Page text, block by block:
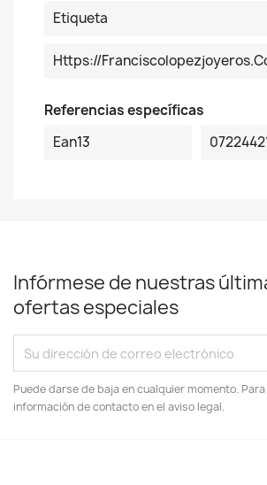
Etiqueta
Https://
Referencias específicas
Ean13
Infórmese de nuestras
ofertas especiales
Puede darse de baja en cualquier momento.
información de contacto en el aviso legal.